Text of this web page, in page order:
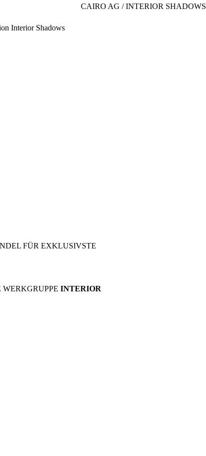
CAIRO AG / INTERIOR SHADOWS
FÜR EXKLUSIVSTE
INTERIOR